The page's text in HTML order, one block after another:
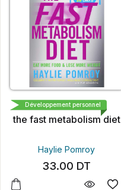
HARMONY BOOKS
the fast metabolism diet
Haylie Pomroy
33.00 DT
Développement personnel